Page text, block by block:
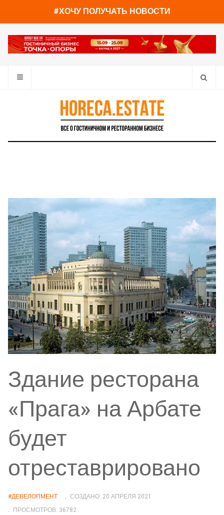
#ХОЧУ ПОЛУЧАТЬ НОВОСТИ
Здание ресторана
«Прага» на Арбате
будет
отреставрировано
#ДЕВЕЛОПМЕНТ
СОЗДАНО: 20 АПРЕЛЯ 2021
ПРОСМОТРОВ: 36782